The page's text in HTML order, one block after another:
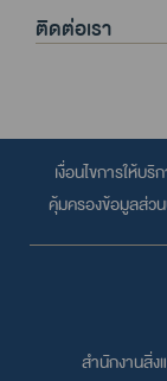
ติดต่อเรา
เงื่อนไขการให้บริ
คุ้มครองข้อมูลส่ว
สำนักงานสิ่